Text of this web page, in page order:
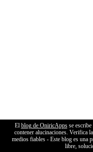
El blog de OniricAppsse escribe
contener alucinaciones. Verifica
medios fiables - Este blog es una
libre,